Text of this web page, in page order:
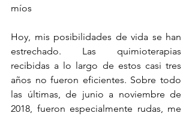
míos
Hoy, mis posibilidades de vida se han
estrechado. Las quimioterapias
recibidas a lo largo de estos casi tres
años no fueron eficientes. Sobre todo
las últimas, de junio a noviembre de
2018, fueron especialmente rudas, me